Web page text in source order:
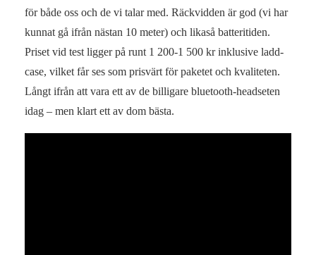
för både oss och de vi talar med. Räckvidden är god (vi har
kunnat gå ifrån nästan 10 meter) och likaså batteritiden.
Priset vid test ligger på runt 1 200-1 500 kr inklusive ladd-
case, vilket får ses som prisvärt för paketet och kvaliteten.
Långt ifrån att vara ett av de billigare bluetooth-headseten
idag – men klart ett av dom bästa.